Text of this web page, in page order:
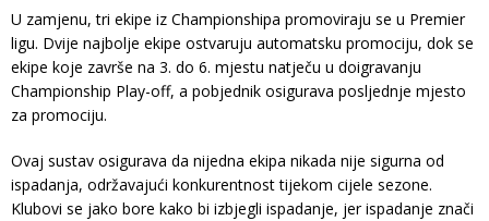
U zamjenu, tri ekipe iz Championshipa promoviraju se u Premier
ligu. Dvije najbolje ekipe ostvaruju automatsku promociju, dok se
ekipe koje završe na 3. do 6. mjestu natječu u doigravanju
Championship Play-off, a pobjednik osigurava posljednje mjesto
za promociju.
Ovaj sustav osigurava da nijedna ekipa nikada nije sigurna od
ispadanja, održavajući konkurentnost tijekom cijele sezone.
Klubovi se jako bore kako bi izbjegli ispadanje, jer ispadanje znači